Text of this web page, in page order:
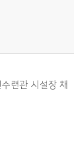
련관 시설장 채